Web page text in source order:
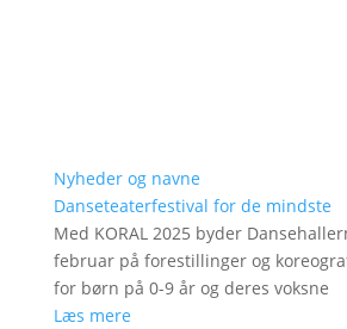
Nyheder og navne
Danseteaterfestival for de mindste
Med KORAL 2025 byder
februar på forestillinger og
for børn på 0-9 år og deres voksne
Læs mere